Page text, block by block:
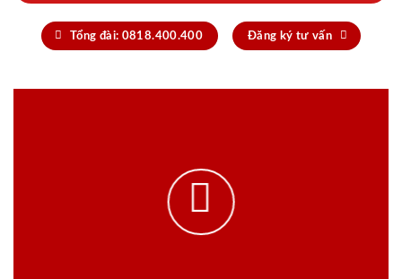
Tổng đài: 0818.400.400 Đăng ký tư vấn